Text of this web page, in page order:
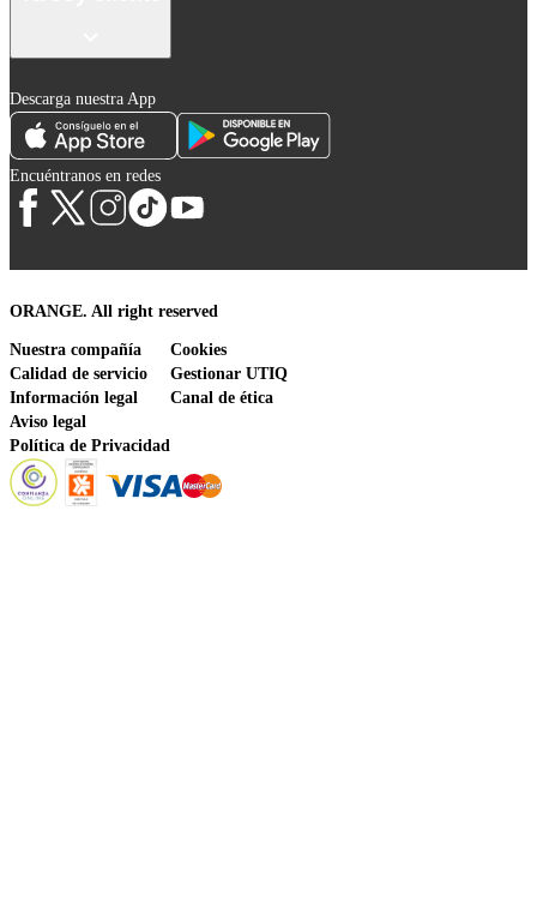
Descarga nuestra App
Encuéntranos en redes
ORANGE. All right reserved
Nuestra compañía
Calidad de servicio
Información legal
Aviso legal
Política de Privacidad
Cookies
Gestionar UTIQ
Canal de ética